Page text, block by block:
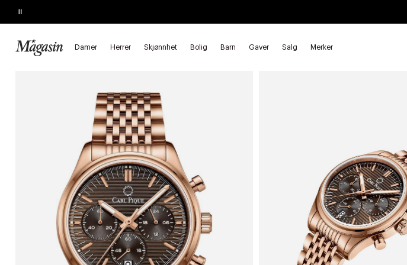
Pause
Damer Herrer Skjønnhet Bolig Barn Gaver Salg Merker
SALGET SLUTTER SNART
Forside